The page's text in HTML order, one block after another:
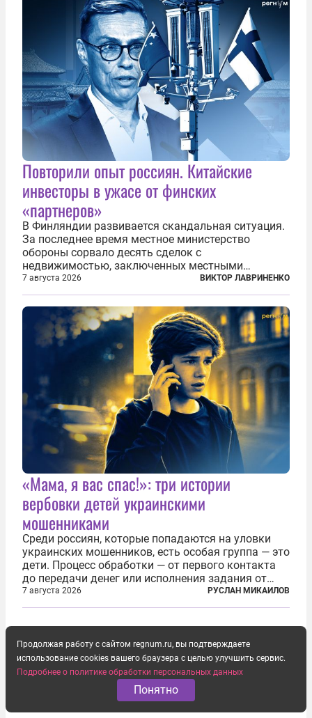
Повторили опыт россиян. Китайские
инвесторы в ужасе от финских
«партнеров»
В Финляндии развивается скандальная ситуация.
За последнее время местное министерство
обороны сорвало десять сделок с
недвижимостью, заключенных местными
фирмами с китайским капиталом. Чиновники
заявили, что они могли заключаться с целью
создания в Финляндии шпионской сети, чтобы
следить за...
7 августа 2026 ВИКТОР ЛАВРИНЕНКО
«Мама, я вас спас!»: три истории
вербовки детей украинскими
мошенниками
Среди россиян, которые попадаются на уловки
украинских мошенников, есть особая группа — это
дети. Процесс обработки — от первого контакта
до передачи денег или исполнения задания от
кураторов может занять от двух часов до
нескольких месяцев. Детей превращают в
7 августа 2026 РУСЛАН МИКАИЛОВ
Продолжая работу с сайтом regnum.ru, вы подтверждаете
использование cookies вашего браузера с целью улучшить сервис.
Подробнее о политике обработки персональных данных
Понятно